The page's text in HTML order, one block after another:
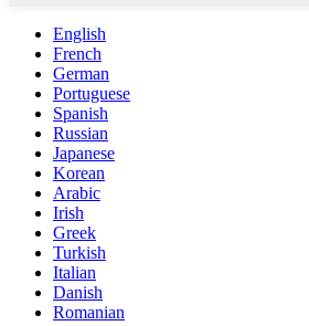
English
French
German
Portuguese
Spanish
Russian
Japanese
Korean
Arabic
Irish
Greek
Turkish
Italian
Danish
Romanian